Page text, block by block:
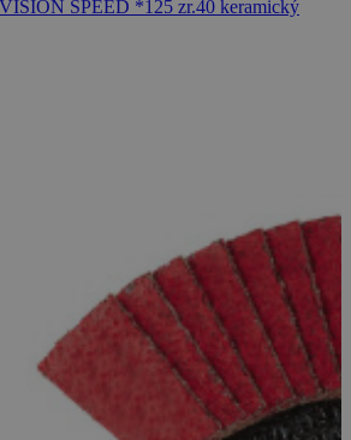
SPEED *125 zr.40 keramický